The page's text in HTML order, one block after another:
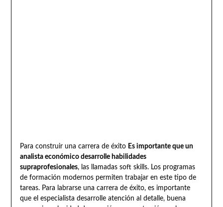
Para construir una carrera de éxito Es importante que un
analista económico desarrolle habilidades
supraprofesionales, las llamadas soft skills. Los programas
de formación modernos permiten trabajar en este tipo de
tareas. Para labrarse una carrera de éxito, es importante
que el especialista desarrolle atención al detalle, buena